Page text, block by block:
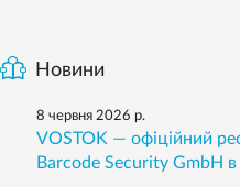
Новини
8 червня 2026 р.
VOSTOK — офіційний
Barcode Security GmbH в